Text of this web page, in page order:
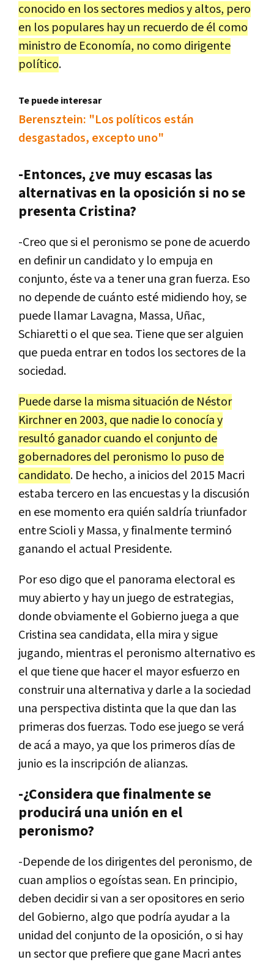
conocido en lossectores mediosyaltos, pero
en los populares hayun recuerdo deél como
ministro de Economía, no como dirigente
político.
Te puede interesar
Berensztein: "Los políticos están
desgastados, excepto uno"
-Entonces, ¿ve muy escasas las
alternativas en la oposición si no se
presenta Cristina?
-Creo quesi el peronismose ponedeacuerdo
en definirun candidatoy lo empuja en
conjunto, ésteva a teneruna granfuerza. Eso
no dependedecuánto esté midiendo hoy,se
puede llamar Lavagna, Massa, Uñac,
Schiaretti o el quesea.Tienequeseralguien
que pueda entraren todos lossectoresde la
sociedad.
Puededarse la mismasituación de Néstor
Kirchneren 2003, que nadie lo conocíay
resultó ganadorcuando el conjunto de
gobernadoresdel peronismo lo puso de
candidato. De hecho, a iniciosdel 2015 Macri
estaba tercero en lasencuestasy la discusión
en ese momento era quiénsaldría triunfador
entreScioliy Massa,yfinalmenteterminó
ganando el actual Presidente.
Poreso digo queel panorama electoral es
muyabiertoy hayun juego deestrategias,
dondeobviamenteel Gobierno juega a que
Cristinasea candidata, ella miraysigue
jugando, mientrasel peronismo alternativo es
el quetieneque hacerel mayoresfuerzo en
construiruna alternativaydarlea lasociedad
una perspectiva distinta que la quedan las
primerasdosfuerzas.Todo esejuegoseverá
deacá a mayo,ya que los primerosdíasde
junio es la inscripción dealianzas.
-¿Considera que finalmente se
producirá una unión en el
peronismo?
-Dependede losdirigentesdel peronismo, de
cuan amplioso egoístassean. En principio,
deben decidirsivan aseropositoresenserio
del Gobierno, algo que podría ayudara la
unidad del conjunto de la oposición, osi hay
unsectorque prefierequegane Macri antes